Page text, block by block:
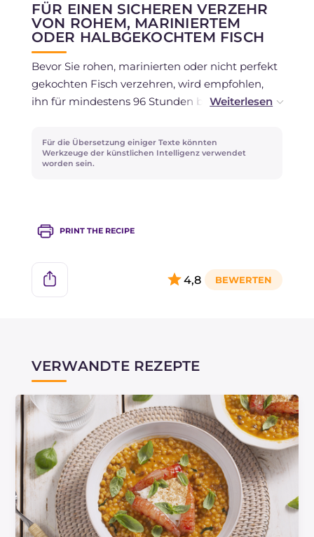
Das Sieben der Kirschtomatensauce ermöglicht
es Ihnen, die Schalen der Datteltomaten zu
entfernen und eine glatte und samtige
Konsistenz zu erzielen.
FÜR EINEN SICHEREN VERZEHR
VON ROHEM, MARINIERTEM
ODER HALBGEKOCHTEM FISCH
Bevor Sie rohen, marinierten oder nicht perfekt
gekochten Fisch verzehren, wird empfohlen,
ihn für mindestens 96 Stunden bei -18 Grad in
zu gefrieren, gemäß denRichtlinien des
Gesundheitsministeriums.
Für die Übersetzung einiger Texte könnten
Werkzeuge der künstlichen Intelligenz verwendet
worden sein.
PRINT THE RECIPE
4,8
VERWANDTE REZEPTE